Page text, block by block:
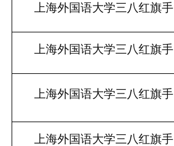
上海外国语大学三八红旗手
上海外国语大学三八红旗手
上海外国语大学三八红旗手
上海外国语大学三八红旗手